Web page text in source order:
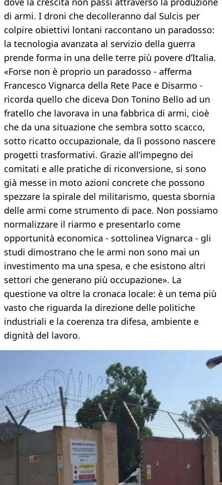
di armi. I droni che decolleranno dal Sulcis per
colpire obiettivi lontani raccontano un paradosso:
la tecnologia avanzata al servizio della guerra
prende forma in una delle terre più povere d’Italia.
«Forse non è proprio un paradosso - afferma
Francesco Vignarca della Rete Pace e Disarmo -
ricorda quello che diceva Don Tonino Bello ad un
fratello che lavorava in una fabbrica di armi, cioè
che da una situazione che sembra sotto scacco,
sotto ricatto occupazionale, da lì possono nascere
progetti trasformativi. Grazie all’impegno dei
comitati e alle pratiche di riconversione, si sono
già messe in moto azioni concrete che possono
spezzare la spirale del militarismo, questa sbornia
delle armi come strumento di pace. Non possiamo
normalizzare il riarmo e presentarlo come
opportunità economica - sottolinea Vignarca - gli
studi dimostrano che le armi non sono mai un
investimento ma una spesa, e che esistono altri
settori che generano più occupazione». La
questione va oltre la cronaca locale: è un tema più
vasto che riguarda la direzione delle politiche
industriali e la coerenza tra difesa, ambiente e
dignità del lavoro.